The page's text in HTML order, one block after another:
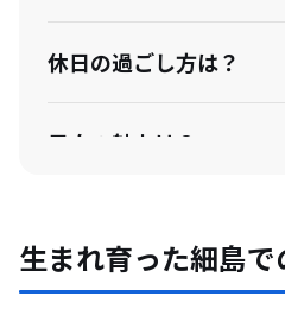
休日の過ごし方は？
日向の魅力は？
生まれ育った細島で